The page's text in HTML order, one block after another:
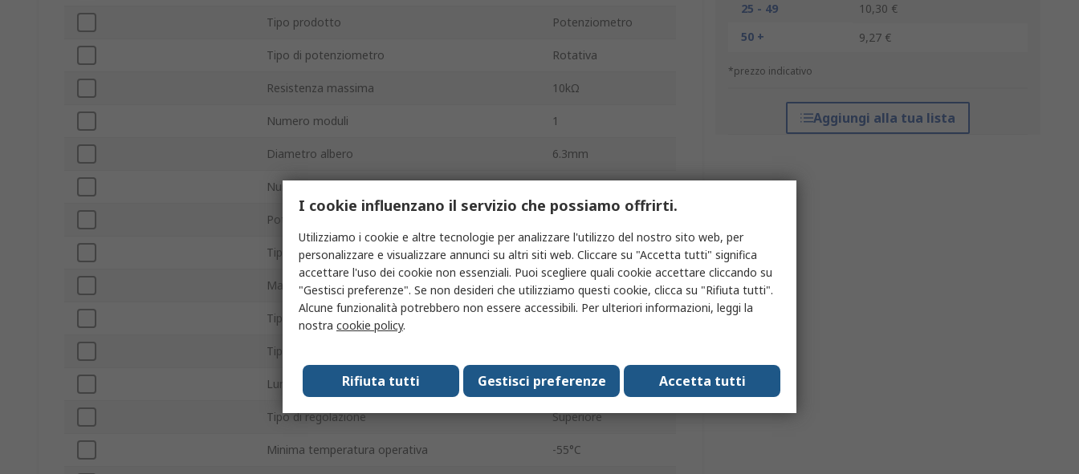
25 - 49
10,30 €
50 +
9,27 €
*prezzo indicativo
Aggiungi alla tua lista
Tipo prodotto Potenziometro
Tipo di potenziometro Rotativa
Resistenza massima 10kΩ
Numero moduli 1
Diametro albero 6.3mm
Numero avvolgimenti
Potenza nominale
Tipo di resistenza Lineare
Materiale dell'elemento A filo avvolto
Tipo montaggio
Tipo di terminazione
Lunghezza albero 20.6mm
Tipo di regolazione Superiore
Minima temperatura operativa -55°C
I cookie influenzano il servizio che possiamo offrirti.
Utilizziamo i cookie e altre tecnologie per analizzare l'utilizzo del nostro sito web, per
personalizzare e visualizzare annunci su altri siti web. Cliccare su "Accetta tutti" significa
accettare l'uso dei cookie non essenziali. Puoi scegliere quali cookie accettare cliccando su
"Gestisci preferenze". Se non desideri che utilizziamo questi cookie, clicca su "Rifiuta tutti".
Alcune funzionalità potrebbero non essere accessibili. Per ulteriori informazioni, leggi la
nostra cookie policy.
Accetta tutti
Gestisci preferenze
Rifiuta tutti